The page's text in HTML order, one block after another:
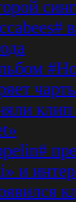
клип
и